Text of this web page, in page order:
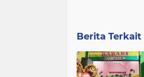
Berita Terkait